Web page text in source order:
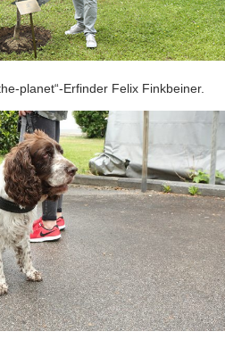
planet“-Erfinder Felix Finkbeiner.